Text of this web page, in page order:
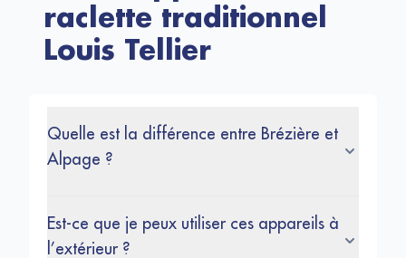
raclette traditionnel
Louis Tellier
Quelle est la différence entre Brézière et
Alpage ?
Est-ce que je peux utiliser ces appareils à
l’extérieur ?